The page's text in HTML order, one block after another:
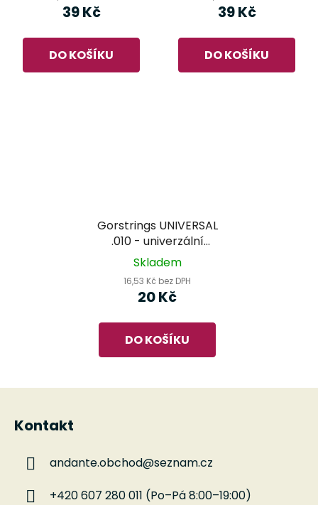
39 Kč
DO KOŠÍKU
39 Kč
DO KOŠÍKU
Gorstrings UNIVERSAL
.010 - univerzální
kusová struna
Skladem
16,53 Kč bez DPH
20 Kč
DO KOŠÍKU
Z
Kontakt
andante.obchod@seznam.cz
+420 607 280 011 (Po–Pá 8:00–19:00)